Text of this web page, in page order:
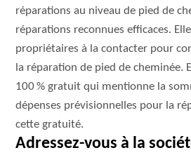
réparations au niveau de pied de
réparations reconnues efficaces.
propriétaires à la contacter pour
la réparation de pied de cheminée.
100 % gratuit qui mentionne la
dépenses prévisionnelles pour la
cette gratuité.
Adressez-vous à la